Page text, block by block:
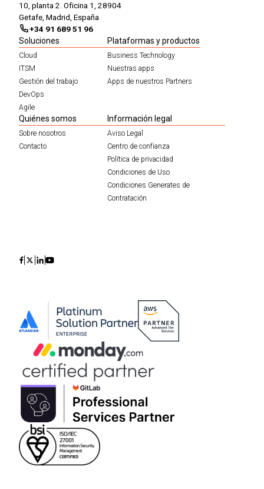
10, planta 2. Oficina 1, 28904
Getafe, Madrid, España
+34 91 689 51 96
Soluciones
Cloud
ITSM
Gestión del trabajo
DevOps
Agile
Plataformas y productos
Business Technology
Nuestras apps
Apps de nuestros Partners
Quiénes somos
Sobre nosotros
Contacto
Información legal
Aviso Legal
Centro de confianza
Política de privacidad
Condiciones de Uso
Condiciones Generates de
Contratación
IconIconIconIcon